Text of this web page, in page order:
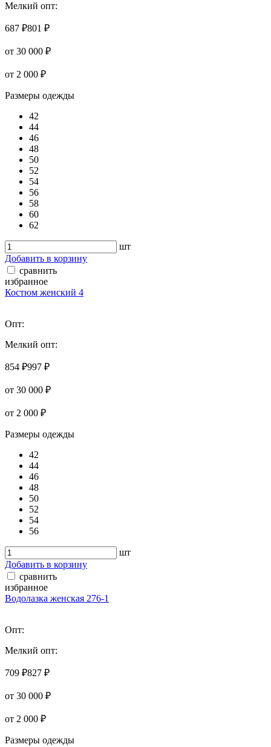
Мелкий опт:
687 ₽801 ₽
от 30 000 ₽
от 2 000 ₽
Размеры одежды
42
44
46
48
50
52
54
56
58
60
62
шт
Добавить в корзину
сравнить
избранное
Костюм женский 4
Опт:
Мелкий опт:
854 ₽997 ₽
от 30 000 ₽
от 2 000 ₽
Размеры одежды
42
44
46
48
50
52
54
56
шт
Добавить в корзину
сравнить
избранное
Водолазка женская 276-1
Опт:
Мелкий опт:
709 ₽827 ₽
от 30 000 ₽
от 2 000 ₽
Размеры одежды